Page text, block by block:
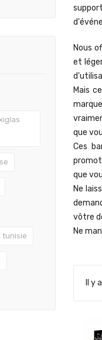
tunisie
Nous
et
Mais
que
Ces
que
Ne
vôtre
Ne
Il y